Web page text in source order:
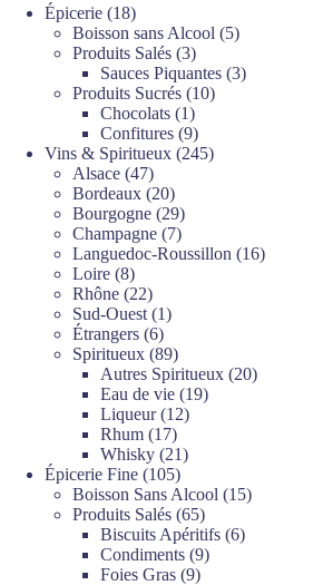
Épicerie 1818
produits
Boisson sans Alcool 55
Produits Salés 33
produits
Sauces Piquantes 33
Produits Sucrés 1010
Chocolats 11
produit
Confitures 99
produits
Vins & Spiritueux 245245
Alsace 4747
produits
Bordeaux 2020
produits
Bourgogne 2929
produits
Champagne 77
produits
Languedoc-Roussillon 1616
Loire 88
produits
Rhône 2222
produits
Sud-Ouest 11
Étrangers 66
produits
Spiritueux 8989
produits
Autres Spiritueux 2020
Eau de vie 1919
Liqueur 1212
Rhum 1717
produits
Whisky 2121
Épicerie Fine 105105
produits
Boisson Sans Alcool 1515
Produits Salés 6565
produits
Biscuits Apéritifs 66
Condiments 99
Foies Gras 99